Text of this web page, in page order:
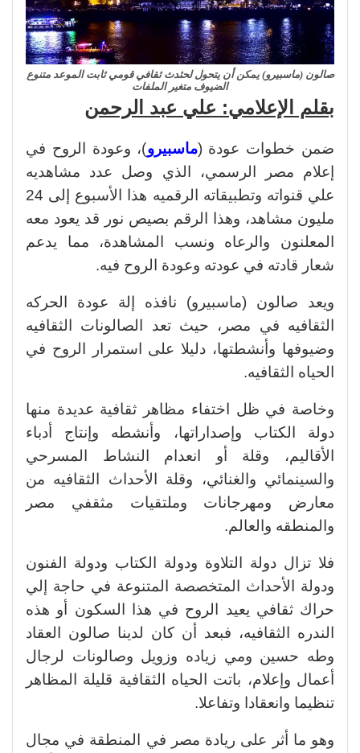
صالون (ماسبيرو) يمكن أن يتحول لحثدث ثقافي قومي ثابت الموعد متنوع
الضيوف متغير الملفات
بقلم الإعلامي: علي عبد الرحمن
ضمن خطوات عودة (ماسبيرو)، وعودة الروح في
إعلام مصر الرسمي، الذي وصل عدد مشاهديه
علي قنواته وتطبيقاته الرقميه هذا الأسبوع إلى 24
مليون مشاهد، وهذا الرقم بصيص نور قد يعود معه
المعلنون والرعاه ونسب المشاهدة، مما يدعم
شعار قادته في عودته وعودة الروح فيه.
ويعد صالون (ماسبيرو) نافذه إلة عودة الحركه
الثقافيه في مصر، حيث تعد الصالونات الثقافيه
وضيوفها وأنشطتها، دليلا على استمرار الروح في
الحياه الثقافيه.
وخاصة في ظل اختفاء مظاهر ثقافية عديدة منها
دولة الكتاب وإصداراتها، وأنشطه وإنتاج أدباء
الأقاليم، وقلة أو انعدام النشاط المسرحي
والسينمائي والغنائي، وقلة الأحداث الثقافيه من
معارض ومهرجانات وملتقيات مثقفي مصر
والمنطقه والعالم.
فلا تزال دولة التلاوة ودولة الكتاب ودولة الفنون
ودولة الأحداث المتخصصة المتنوعة في حاجة إلي
حراك ثقافي يعيد الروح في هذا السكون أو هذه
الندره الثقافيه، فبعد أن كان لدينا صالون العقاد
وطه حسين ومي زياده وزويل وصالونات لرجال
أعمال وإعلام، باتت الحياه الثقافية قليلة المظاهر
تنظيما وانعقادا وتفاعلا.
وهو ما أثر على ريادة مصر في المنطقة في مجال